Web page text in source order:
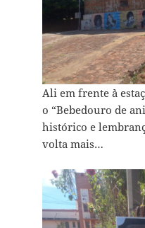
Ali em frente `à
o “Bebedouro de
histórico e
volta mais…